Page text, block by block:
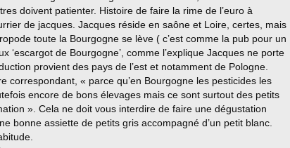
doivent patienter. Histoire de faire la rime de l’euro à
de jacques. Jacques réside en saône et Loire, certes, mais
toute la Bourgogne se lève ( c’est comme la pub pour un
‘escargot de Bourgogne’, comme l’explique Jacques ne porte
provient des pays de l’est et notamment de Pologne.
correspondant, « parce qu’en Bourgogne les pesticides les
encore de bons élevages mais ce sont surtout des petits
». Cela ne doit vous interdire de faire une dégustation
bonne assiette de petits gris accompagné d’un petit blanc.